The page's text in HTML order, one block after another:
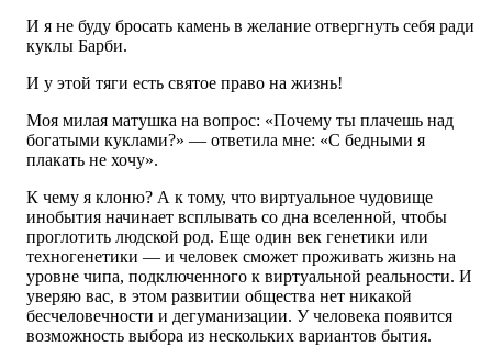
И я не буду бросать камень в желание отвергнуть себя ради
куклы Барби.
И у этой тяги есть святое право на жизнь!
Моя милая матушка на вопрос: «Почему ты плачешь над
богатыми куклами?» — ответила мне: «С бедными я
плакать не хочу».
К чему я клоню? А к тому, что виртуальное чудовище
инобытия начинает всплывать со дна вселенной, чтобы
проглотить людской род. Еще один век генетики или
техногенетики — и человек сможет проживать жизнь на
уровне чипа, подключенного к виртуальной реальности. И
уверяю вас, в этом развитии общества нет никакой
бесчеловечности и дегуманизации. У человека появится
возможность выбора из нескольких вариантов бытия.